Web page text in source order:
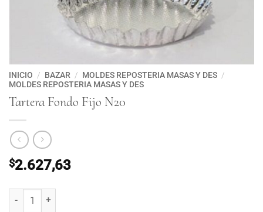
INICIO / BAZAR / MOLDES REPOSTERIA MASAS Y DES /
MOLDES REPOSTERIA MASAS Y DES
Tartera Fondo Fijo N20
$2.627,63